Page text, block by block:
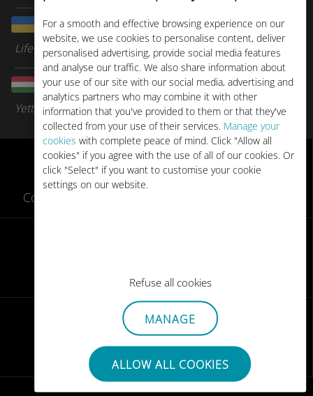
For a smooth and effective browsing experience on our
website, we use cookies to personalise content, deliver
personalised advertising, provide social media features
and analyse our traffic. We also share information about
your use of our site with our social media, advertising and
analytics partners who may combine it with other
information that you've provided to them or that they've
collected from your use of their services. Manage your
cookies with complete peace of mind. Click "Allow all
cookies" if you agree with the use of all of our cookies. Or
click "Select" if you want to customise your cookie
settings on our website.
Refuse all cookies
MANAGE
ALLOW ALL COOKIES
Ucraina
LifeCell
Ungheria
Yettel
Controllare
Come si usa
Politica Fair Use